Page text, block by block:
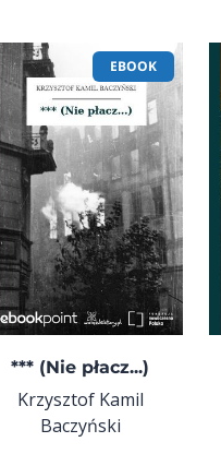
EBOOK
*** (Nie płacz...)
Krzysztof Kamil
Baczyński